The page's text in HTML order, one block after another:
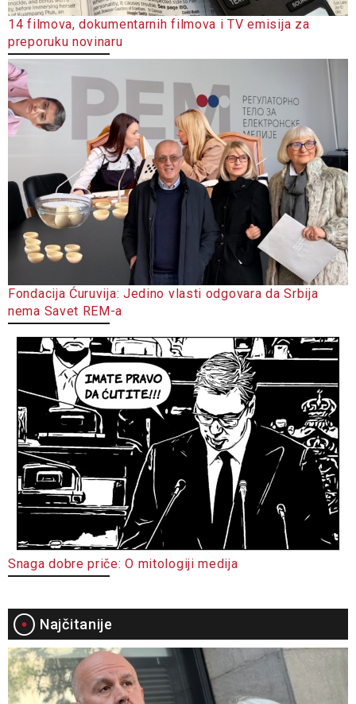
14 filmova, dokumentarnih filmova i TV emisija za
preporuku novinaru
Fondacija Ćuruvija: Jedino vlasti odgovara da Srbija
nema Savet REM-a
Snaga dobre priče: O mitologiji medija
Najčitanije